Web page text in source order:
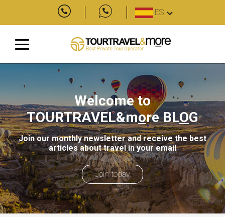
ES
Welcome to
TOURTRAVEL&moreBLOG
Join our monthly newsletter and receive the best
articles about travel in your email
Join today